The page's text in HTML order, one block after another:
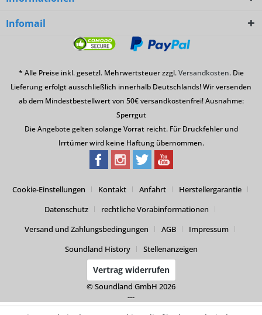
Infomail
* Alle Preise inkl. gesetzl. Mehrwertsteuer zzgl.Versandkosten. Die
Lieferung erfolgt ausschließlich innerhalb Deutschlands! Wir versenden
ab dem Mindestbestellwert von 50€ versandkostenfrei! Ausnahme:
Sperrgut
Die Angebote gelten solange Vorrat reicht. Für Druckfehler und
Irrtümer wird keine Haftung übernommen.
Cookie-Einstellungen Kontakt Anfahrt
Herstellergarantie
Datenschutz
rechtliche Vorabinformationen
Versand und Zahlungsbedingungen
AGB
Impressum
Soundland History
Stellenanzeigen
Vertrag widerrufen
© Soundland GmbH 2026
---